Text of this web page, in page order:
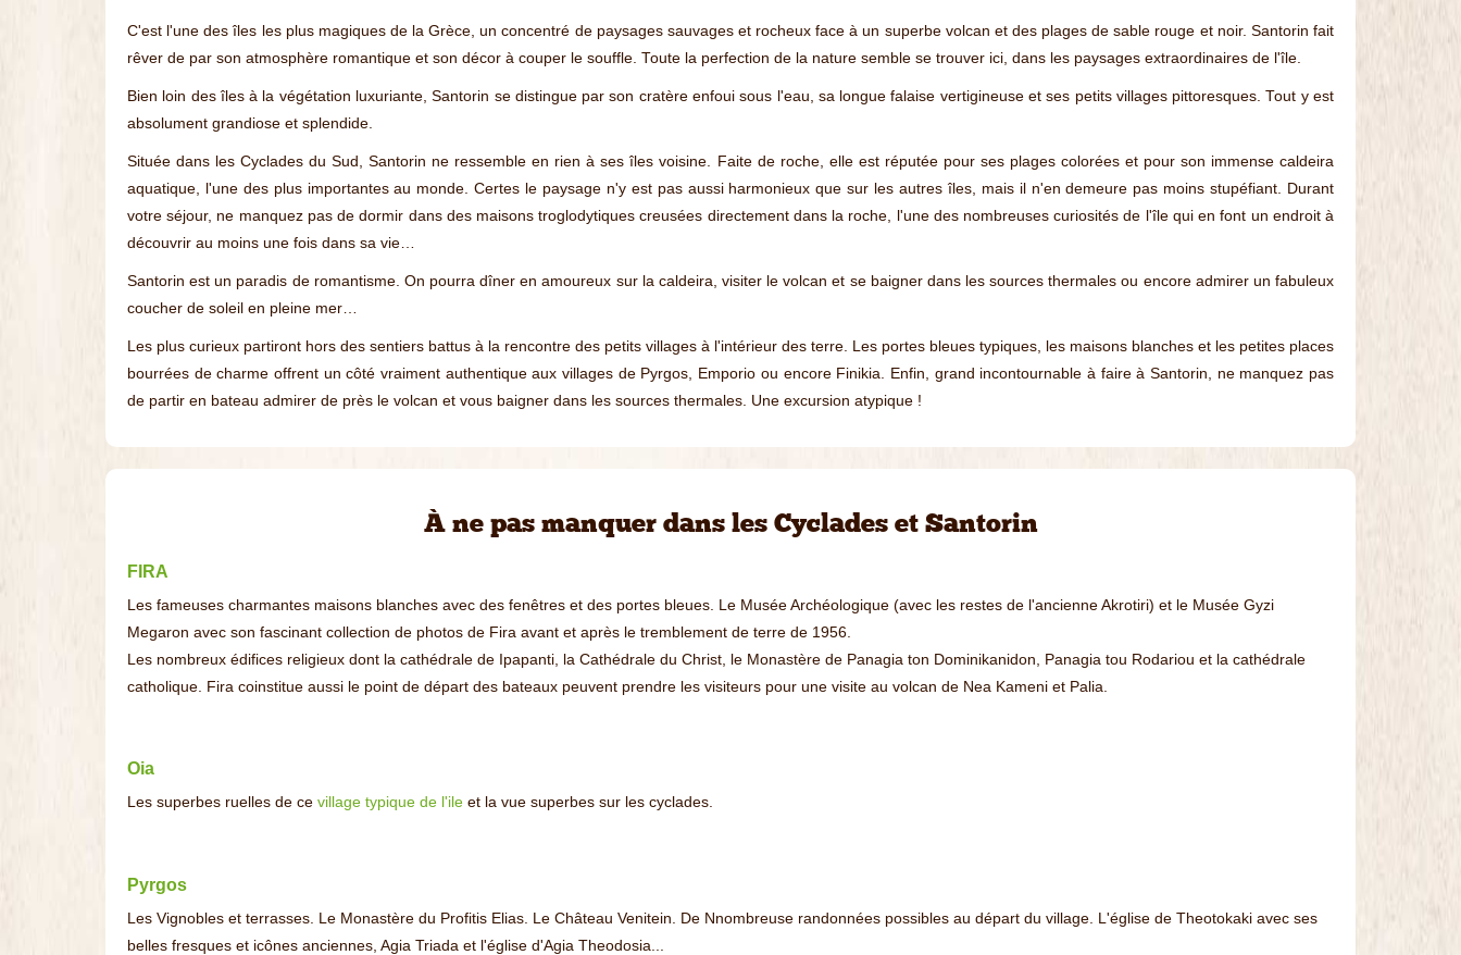
C'est l'une des îles les plus magiques de la Grèce, un concentré de paysages sauvages et rocheux face à un superbe volcan et des plages de sable rouge et noir. Santorin fait
rêver de par son atmosphère romantique et son décor à couper le souffle. Toute la perfection de la nature semble se trouver ici, dans les paysages extraordinaires de l'île.
Bien loin des îles à la végétation luxuriante, Santorin se distingue par son cratère enfoui sous l'eau, sa longue falaise vertigineuse et ses petits villages pittoresques. Tout y est
absolument grandiose et splendide.
Située dans les Cyclades du Sud, Santorin ne ressemble en rien à ses îles voisine. Faite de roche, elle est réputée pour ses plages colorées et pour son immense caldeira
aquatique, l'une des plus importantes au monde. Certes le paysage n'y est pas aussi harmonieux que sur les autres îles, mais il n'en demeure pas moins stupéfiant. Durant
votre séjour, ne manquez pas de dormir dans des maisons troglodytiques creusées directement dans la roche, l'une des nombreuses curiosités de l'île qui en font un endroit à
découvrir au moins une fois dans sa vie…
Santorin est un paradis de romantisme. On pourra dîner en amoureux sur la caldeira, visiter le volcan et se baigner dans les sources thermales ou encore admirer un fabuleux
coucher de soleil en pleine mer…
Les plus curieux partiront hors des sentiers battus à la rencontre des petits villages à l'intérieur des terre. Les portes bleues typiques, les maisons blanches et les petites places
bourrées de charme offrent un côté vraiment authentique aux villages de Pyrgos, Emporio ou encore Finikia. Enfin, grand incontournable à faire à Santorin, ne manquez pas
de partir en bateau admirer de près le volcan et vous baigner dans les sources thermales. Une excursion atypique !
À ne pas manquer dans les Cyclades et Santorin
FIRA
Les fameuses charmantes maisons blanches avec des fenêtres et des portes bleues. Le Musée Archéologique (avec les restes de l'ancienne Akrotiri) et le Musée Gyzi
Megaron avec son fascinant collection de photos de Fira avant et après le tremblement de terre de 1956.
Les nombreux édifices religieux dont la cathédrale de Ipapanti, la Cathédrale du Christ, le Monastère de Panagia ton Dominikanidon, Panagia tou Rodariou et la cathédrale
catholique. Fira coinstitue aussi le point de départ des bateaux peuvent prendre les visiteurs pour une visite au volcan de Nea Kameni et Palia.
Oia
Les superbes ruelles de ce village typique de l'ile et la vue superbes sur les cyclades.
Pyrgos
Les Vignobles et terrasses. Le Monastère du Profitis Elias. Le Château Venitein. De Nnombreuse randonnées possibles au départ du village. L'église de Theotokaki avec ses
belles fresques et icônes anciennes, Agia Triada et l'église d'Agia Theodosia...